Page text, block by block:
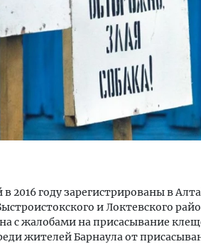
2016 году зарегистрированы в
и Локтевского
с жалобами на присасывание
жителей Барнаула от
архитектурных идей.
директор компании
— об эстетике городов,
в фасадах и развитии рынка